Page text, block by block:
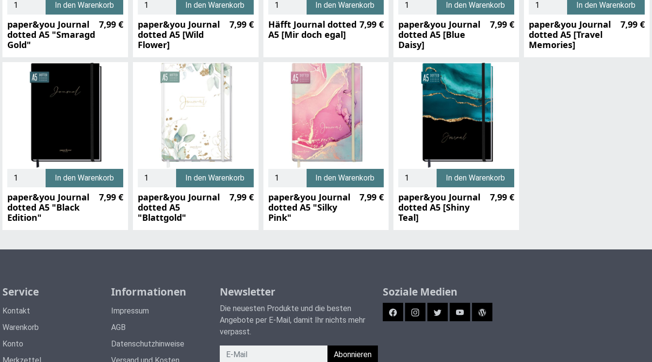
In den Warenkorb
paper&you Journal
dotted A5 "Smaragd
Gold"
7,99 €
In den Warenkorb
paper&you Journal
dotted A5 [Wild
Flower]
7,99 €
In den Warenkorb
Häfft Journal dotted
A5 [Mir doch egal]
7,99 €
In den Warenkorb
paper&you Journal
dotted A5 [Blue
Daisy]
7,99 €
In den Warenkorb
paper&you Journal
dotted A5 [Travel
Memories]
7,99 €
In den Warenkorb
paper&you Journal
dotted A5 "Black
Edition"
7,99 €
In den Warenkorb
paper&you Journal
dotted A5
"Blattgold"
7,99 €
In den Warenkorb
paper&you Journal
dotted A5 "Silky
Pink"
7,99 €
In den Warenkorb
paper&you Journal
dotted A5 [Shiny
Teal]
7,99 €
Service
Kontakt
Warenkorb
Konto
Informationen
Impressum
AGB
Datenschutzhinweise
Newsletter
Die neuesten Produkte und die besten
Angebote per E-Mail, damit Ihr nichts mehr
verpasst.
Newsletter Abonnieren
Soziale Medien
FacebookInstagramTwitterYouTube
Blog